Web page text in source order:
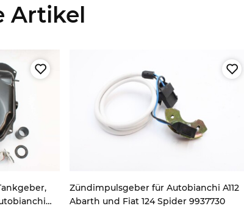
Artikel
Zündimpulsgeber für Autobianchi A112
Abarth und Fiat 124 Spider 9937730